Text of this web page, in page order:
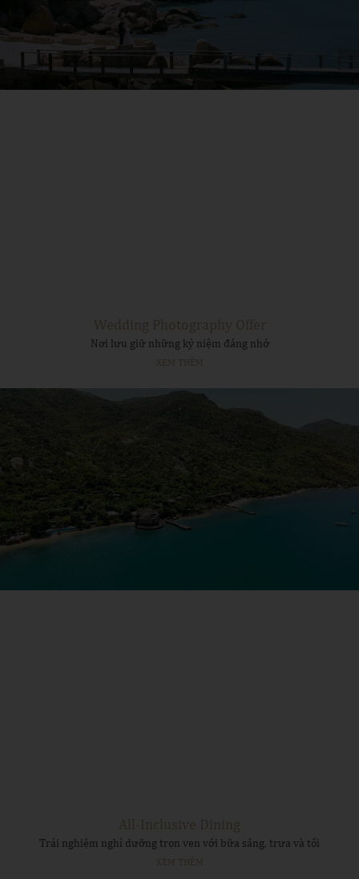
Wedding Photography Offer
Nơi lưu giữ những kỷ niệm đáng nhớ
XEM THÊM
All-Inclusive Dining
Trải nghiệm nghỉ dưỡng trọn ven với bữa sáng, trưa và tối
XEM THÊM